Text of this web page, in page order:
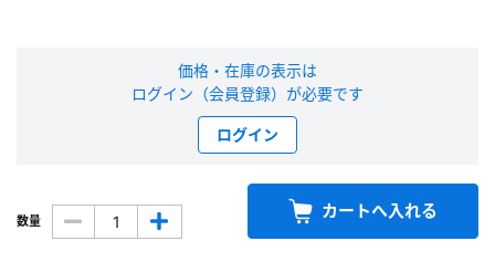
価格・在庫の表示は
ログイン（会員登録）が必要です
ログイン
数量 カートへ入れる
新規会員登録（無料）
※新規会員登録をお申し込み頂いてから本登録となるまで、数日間かかる場合
があります。また当社の判断によりお断りする場合があります。
会員の方はこちら